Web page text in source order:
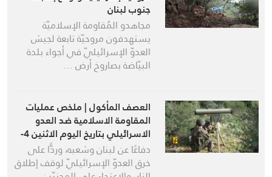
جنوب لبنان
مجاهدو المُقاومة الإسلاميّة
يستهدفون مروحيّة تابعة لجيش
العدوّ الإسرائيليّ في أجواء بلدة
البيّاضة بصاروخ أرض …
العصف المأكول | ملخص عمليات
المقاومة الاسلامية ضد العدو
الاسرائيلي بتاريخ اليوم الاثنين 4-
5-2026
دفاعًا عن لبنان وشعبه، وردًّا على
خرق العدوّ الإسرائيليّ لوقف إطلاق